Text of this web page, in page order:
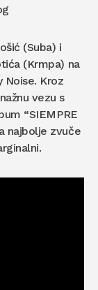
(Suba) i
(Krmpa) na
Noise. Kroz
vezu s
“SIEMPRE
najbolje zvuče